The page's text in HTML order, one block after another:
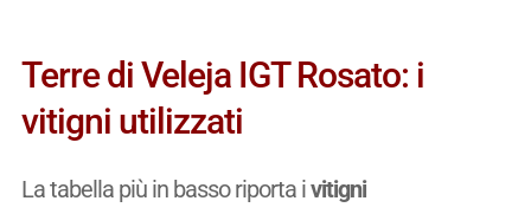
Terre di Veleja IGT Rosato: i
vitigni utilizzati
La tabella più in basso riporta ivitigni